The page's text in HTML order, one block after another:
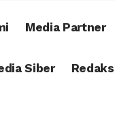
Media Partner
Siber